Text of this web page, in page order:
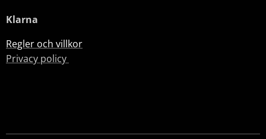
Klarna
Regler och villkor
Privacy policy